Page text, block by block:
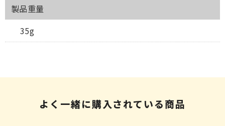
製品重量
35g
よく一緒に購入されている商品